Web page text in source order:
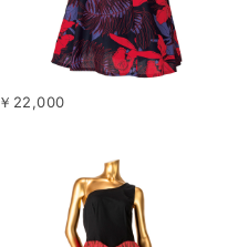
￥22,000